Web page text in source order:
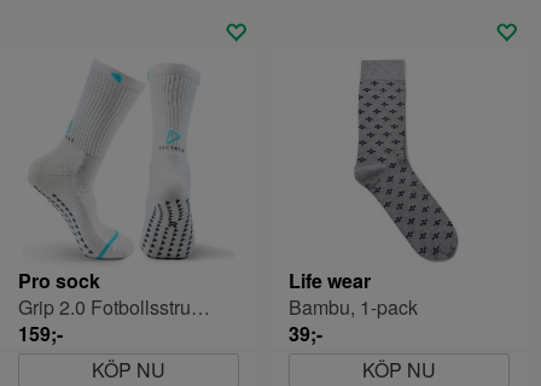
Pro sock
Grip 2.0 Fotbollsstrumpa
159;-
KÖP NU
Life wear
Bambu, 1-pack
39;-
KÖP NU